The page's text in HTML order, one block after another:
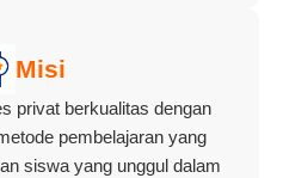
Misi
privat berkualitas dengan
pembelajaran yang
siswa yang unggul dalam